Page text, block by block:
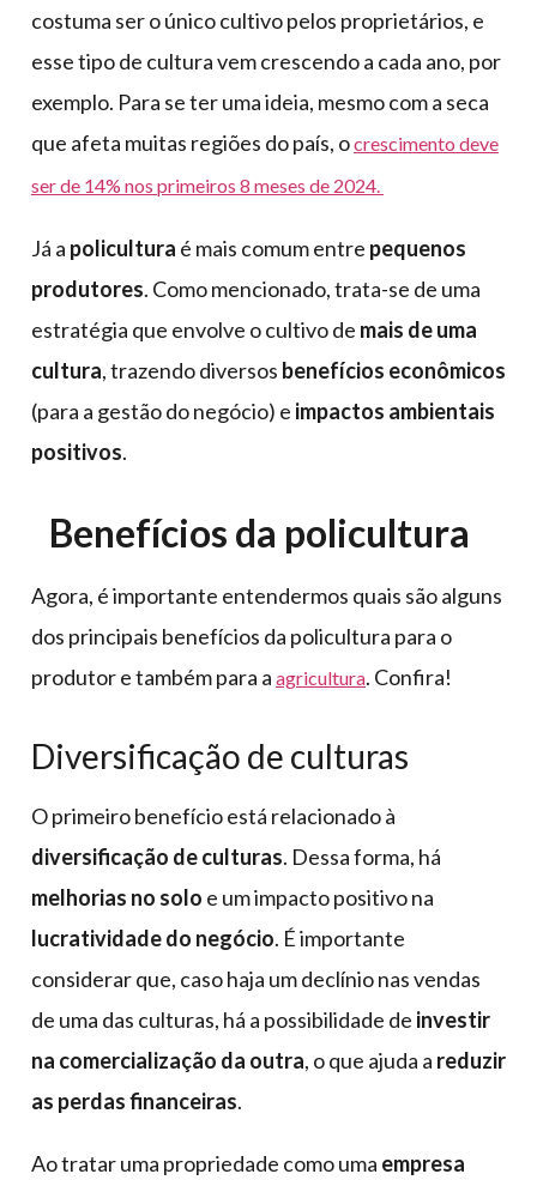
costuma ser o único cultivo pelos proprietários, e
esse tipo de cultura vem crescendo a cada ano, por
exemplo. Para se ter uma ideia, mesmo com a seca
que afeta muitas regiões do país, ocrescimento deve
ser de 14% nos primeiros 8 meses de 2024.
Já a policultura é mais comum entre pequenos
produtores. Como mencionado, trata-se de uma
estratégia que envolve o cultivo de mais de uma
cultura, trazendo diversos benefícios econômicos
(para a gestão do negócio) e impactos ambientais
positivos.
Benefícios da policultura
Agora, é importante entendermos quais são alguns
dos principais benefícios da policultura para o
produtor e também para a agricultura. Confira!
Diversificação de culturas
O primeiro benefício está relacionado à
diversificação de culturas. Dessa forma, há
melhorias no solo e um impacto positivo na
lucratividade do negócio. É importante
considerar que, caso haja um declínio nas vendas
de uma das culturas, há a possibilidade de investir
na comercialização da outra, o que ajuda a reduzir
as perdas financeiras.
Ao tratar uma propriedade como uma empresa